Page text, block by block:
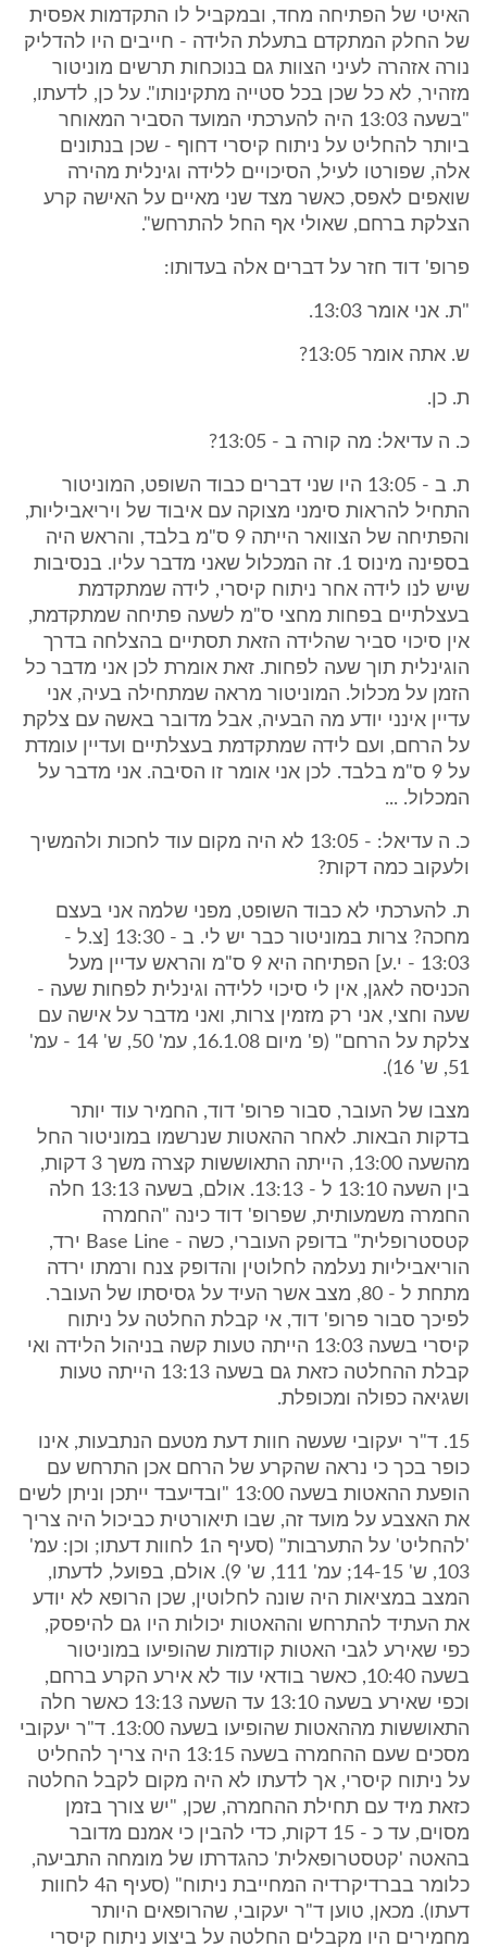
האיטי של הפתיחה מחד, ובמקביל לו התקדמות אפסית
של החלק המתקדם בתעלת הלידה - חייבים היו להדליק
נורה אזהרה לעיני הצוות גם בנוכחות תרשים מוניטור
מזהיר, לא כל שכן בכל סטייה מתקינותו". על כן, לדעתו,
"בשעה 13:03 היה להערכתי המועד הסביר המאוחר
ביותר להחליט על ניתוח קיסרי דחוף - שכן בנתונים
אלה, שפורטו לעיל, הסיכויים ללידה וגינלית מהירה
שואפים לאפס, כאשר מצד שני מאיים על האישה קרע
הצלקת ברחם, שאולי אף החל להתרחש".
פרופ' דוד חזר על דברים אלה בעדותו:
"ת. אני אומר 13:03.
ש. אתה אומר 13:05?
ת. כן.
כ. ה עדיאל: מה קורה ב - 13:05?
ת. ב - 13:05 היו שני דברים כבוד השופט, המוניטור
התחיל להראות סימני מצוקה עם איבוד של ויריאביליות,
והפתיחה של הצוואר הייתה 9 ס"מ בלבד, והראש היה
בספינה מינוס 1. זה המכלול שאני מדבר עליו. בנסיבות
שיש לנו לידה אחר ניתוח קיסרי, לידה שמתקדמת
בעצלתיים בפחות מחצי ס"מ לשעה פתיחה שמתקדמת,
אין סיכוי סביר שהלידה הזאת תסתיים בהצלחה בדרך
הוגינלית תוך שעה לפחות. זאת אומרת לכן אני מדבר כל
הזמן על מכלול. המוניטור מראה שמתחילה בעיה, אני
עדיין אינני יודע מה הבעיה, אבל מדובר באשה עם צלקת
על הרחם, ועם לידה שמתקדמת בעצלתיים ועדיין עומדת
על 9 ס"מ בלבד. לכן אני אומר זו הסיבה. אני מדבר על
המכלול. ...
כ. ה עדיאל: - 13:05 לא היה מקום עוד לחכות ולהמשיך
ולעקוב כמה דקות?
ת. להערכתי לא כבוד השופט, מפני שלמה אני בעצם
מחכה? צרות במוניטור כבר יש לי. ב - 13:30 [צ.ל -
13:03 - י.ע] הפתיחה היא 9 ס"מ והראש עדיין מעל
הכניסה לאגן, אין לי סיכוי ללידה וגינלית לפחות שעה -
שעה וחצי, אני רק מזמין צרות, ואני מדבר על אישה עם
צלקת על הרחם" (פ' מיום 16.1.08, עמ' 50, ש' 14 - עמ'
51, ש' 16).
מצבו של העובר, סבור פרופ' דוד, החמיר עוד יותר
בדקות הבאות. לאחר ההאטות שנרשמו במוניטור החל
מהשעה 13:00, הייתה התאוששות קצרה משך 3 דקות,
בין השעה 13:10 ל - 13:13. אולם, בשעה 13:13 חלה
החמרה משמעותית, שפרופ' דוד כינה "החמרה
קטסטרופלית" בדופק העוברי, כשה - Base Line ירד,
הוריאביליות נעלמה לחלוטין והדופק צנח ורמתו ירדה
מתחת ל - 80, מצב אשר העיד על גסיסתו של העובר.
לפיכך סבור פרופ' דוד, אי קבלת החלטה על ניתוח
קיסרי בשעה 13:03 הייתה טעות קשה בניהול הלידה ואי
קבלת ההחלטה כזאת גם בשעה 13:13 הייתה טעות
ושגיאה כפולה ומכופלת.
15. ד"ר יעקובי שעשה חוות דעת מטעם הנתבעות, אינו
כופר בכך כי נראה שהקרע של הרחם אכן התרחש עם
הופעת ההאטות בשעה 13:00 "ובדיעבד ייתכן וניתן לשים
את האצבע על מועד זה, שבו תיאורטית כביכול היה צריך
'להחליט' על התערבות" (סעיף ה1 לחוות דעתו; וכן: עמ'
103, ש' 14-15; עמ' 111, ש' 9). אולם, בפועל, לדעתו,
המצב במציאות היה שונה לחלוטין, שכן הרופא לא יודע
את העתיד להתרחש וההאטות יכולות היו גם להיפסק,
כפי שאירע לגבי האטות קודמות שהופיעו במוניטור
בשעה 10:40, כאשר בודאי עוד לא אירע הקרע ברחם,
וכפי שאירע בשעה 13:10 עד השעה 13:13 כאשר חלה
התאוששות מההאטות שהופיעו בשעה 13:00. ד"ר יעקובי
מסכים שעם ההחמרה בשעה 13:15 היה צריך להחליט
על ניתוח קיסרי, אך לדעתו לא היה מקום לקבל החלטה
כזאת מיד עם תחילת ההחמרה, שכן, "יש צורך בזמן
מסוים, עד כ - 15 דקות, כדי להבין כי אמנם מדובר
בהאטה 'קטסטרופאלית' כהגדרתו של מומחה התביעה,
כלומר בברדיקרדיה המחייבת ניתוח" (סעיף ה4 לחוות
דעתו). מכאן, טוען ד"ר יעקובי, שהרופאים היותר
מחמירים היו מקבלים החלטה על ביצוע ניתוח קיסרי